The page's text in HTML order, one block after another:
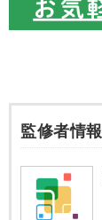
監修者情報